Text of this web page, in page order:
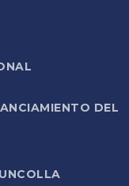
DEL